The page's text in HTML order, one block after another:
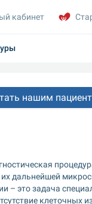
нашим
дальнейшей
– это задача
клеточных
кабинет